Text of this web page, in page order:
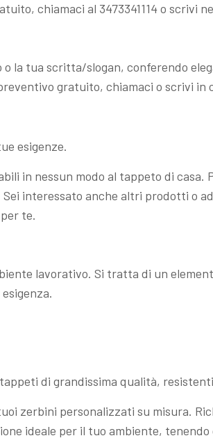
chiamaci al 3473341114 o scrivi
la tua scritta/slogan, conferendo
gratuito, chiamaci o scrivi in
esigenze.
in nessun modo al tappeto di casa.
interessato anche altri prodotti o
te.
lavorativo. Si tratta di un
di grandissima qualità,
zerbini personalizzati su misura.
ideale per il tuo ambiente,